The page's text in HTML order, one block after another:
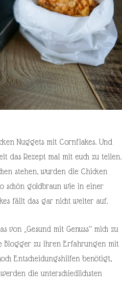
Nuggets mit Cornflakes. Und
das Rezept mal mit euch zu teilen.
stehen, wurden die Chicken
schön goldbraun wie in einer
fällt das gar nicht weiter auf.
„Gesund mit Genuss“ mich zu
Blogger zu ihren Erfahrungen mit
Entscheidungshilfen benötigt,
die unterschiedlichsten